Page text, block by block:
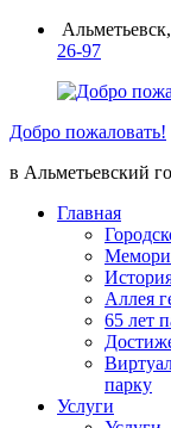
Перейти
26-97
Добро пожаловать!
в Альметьевский
Главная
Аллея
65 лет
парку
Услуги